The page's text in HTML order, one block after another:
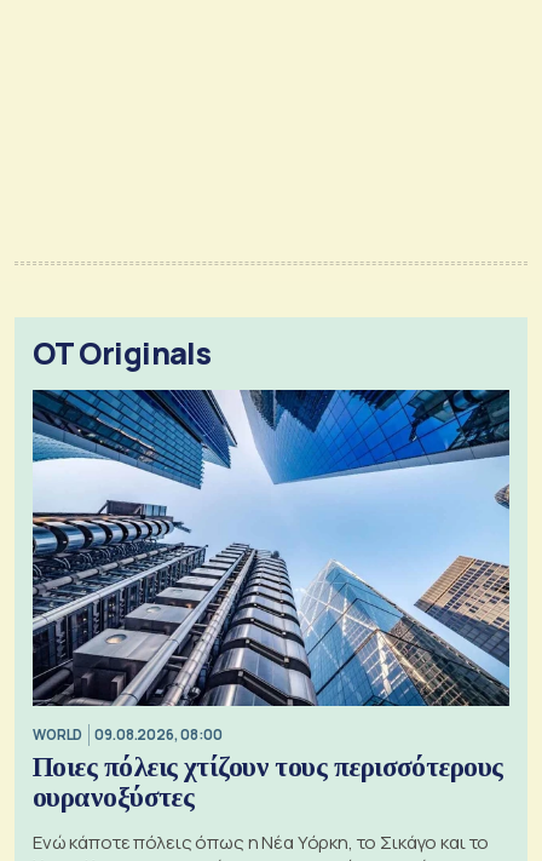
OT Originals
WORLD 09.08.2026, 08:00
Ποιες πόλεις χτίζουν τους περισσότερους
ουρανοξύστες
Ενώ κάποτε πόλεις όπως η Νέα Υόρκη, το Σικάγο και το